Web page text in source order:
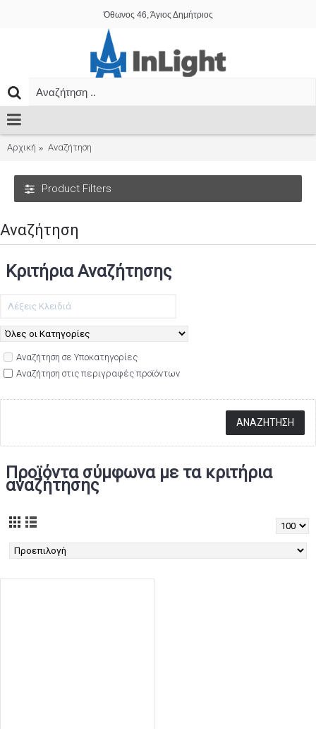
Όθωνος 46, Άγιος Δημήτριος
Αρχική Αναζήτηση
Product Filters
Αναζήτηση
Κριτήρια Αναζήτησης
Αναζήτηση σε Υποκατηγορίες
Αναζήτηση στις περιγραφές προϊόντων
Προϊόντα σύμφωνα με τα κριτήρια
αναζήτησης